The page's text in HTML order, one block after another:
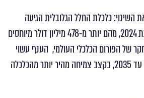
השינוי: כלכלת החלל הגלובלית הגיעה
ל־613 מיליארד דולר בשנת 2024, מהם יותר מ-478 מיליון דולר מיוחסים
של הפורום הכלכלי העולמי, הענף עשוי
לצמוח ל־1.8 טריליון דולר עד 2035, בקצב צמיחה מהיר יותר מהכלכלה